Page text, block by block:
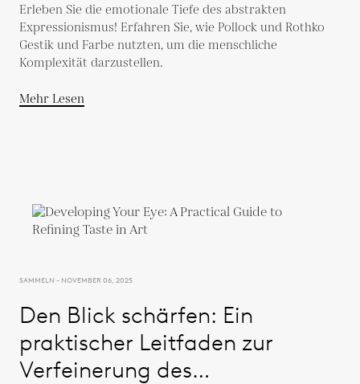
Erleben Sie die emotionale Tiefe des abstrakten
Expressionismus! Erfahren Sie, wie Pollock und Rothko
Gestik und Farbe nutzten, um die menschliche
Komplexität darzustellen.
Mehr Lesen
SAMMELN - NOVEMBER 06, 2025
Den Blick schärfen: Ein
praktischer Leitfaden zur
Verfeinerung des